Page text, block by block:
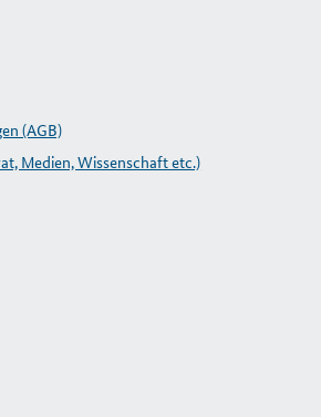
(AGB)
Medien, Wissenschaft etc.)